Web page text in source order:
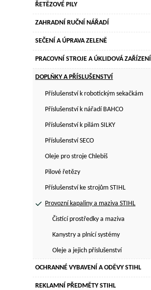
ŘETĚZOVÉ PILY
ZAHRADNÍ RUČNÍ NÁŘADÍ
SEČENÍ A ÚPRAVA ZELENĚ
PRACOVNÍ STROJE A ÚKLIDOVÁ ZAŘÍZENÍ
DOPLŇKY A PŘÍSLUŠENSTVÍ
Příslušenství k robotickým sekačkám
Příslušenství k nářadí BAHCO
Příslušenství k pilám SILKY
Příslušenství SECO
Oleje pro stroje Chlebiš
Pilové řetězy
Příslušenství ke strojům STIHL
Provozní kapaliny a maziva STIHL
Čistící prostředky a maziva
Kanystry a plnící systémy
Oleje a jejich příslušenství
OCHRANNÉ VYBAVENÍ A ODĚVY STIHL
REKLAMNÍ PŘEDMĚTY STIHL